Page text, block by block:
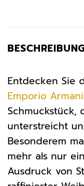
BESCHREIBUNG
Entdecken Sie
Emporio Armani
Schmuckstück,
unterstreicht
Besonderem
mehr als nur
Ausdruck von